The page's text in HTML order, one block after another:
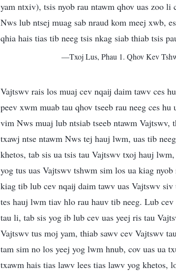
yam ntxiv), tsis nyob rau ntawm qhov uas zoo li
Nws lub ntsej muag sab nraud kom meej xwb,
qhia hais tias tib neeg tsis nkag siab thiab tsis
—Txoj Lus, Phau 1. Qhov Kev
Vajtswv rais los muaj cev nqaij daim tawv ces
peev xwm muab tau qhov tseeb rau neeg ces
vim Nws muaj lub ntsiab tseeb ntawm
txawj ntse ntawm Nws tej hauj lwm, uas tib
khetos, tab sis ua tsis tau Vajtswv txoj hauj
yog tus uas Vajtswv tshwm sim los ua kiag
kiag tib lub cev nqaij daim tawv uas Vajtswv
tes hauj lwm tiav hlo rau hauv tib neeg. Lub
tau li, tab sis yog ib lub cev uas yeej ris tau
Vajtswv tus moj yam, thiab sawv cev Vajtswv
tam sim no los yeej yog lwm hnub, cov uas ua
txawm hais tias lawv lees tias lawv yog khetos,